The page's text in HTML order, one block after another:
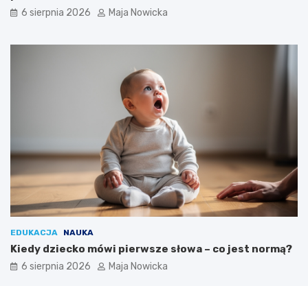
6 sierpnia 2026 Maja Nowicka
EDUKACJA NAUKA
Kiedy dziecko mówi pierwsze słowa – co jest normą?
6 sierpnia 2026 Maja Nowicka